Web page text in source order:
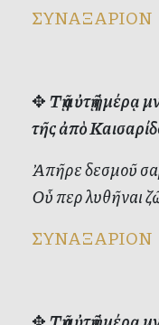
ΣΥΝΑΞΑΡΙΟΝ
✥Τῇ αὐτῇ
τῆς ἀπὸ
Ἀπῆρε δεσμοῦ
Οὗ περ λυθῆναι
ΣΥΝΑΞΑΡΙΟΝ